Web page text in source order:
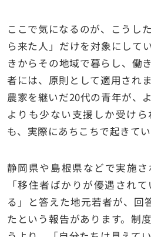
ここで気になるのが、こうし
ら来た人」だけを対象にして
きからその地域で暮らし、働
者には、原則として適用され
農家を継いだ20代の青年が、
よりも少ない支援しか受け
も、実際にあちこちで起きてい
静岡県や島根県などで実施さ
「移住者ばかりが優遇され
る」と答えた地元若者が、回
たという報告があります。制